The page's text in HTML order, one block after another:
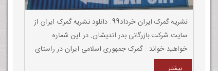
نشریه گمرک ایران خرداد99. دانلود نشریه گمرک ایران از
سایت شرکت بازرگانی بدر اندیشان. در این شماره
خواهید خواند : گمرک جمهوری اسلامی ایران در راستای
سیاست های دولت برای حمایت از تولید و صادرات ،
بیشتر